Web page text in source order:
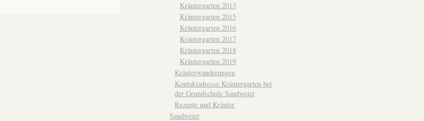
Kräutergarten 2013
Kräutergarten 2015
Kräutergarten 2016
Kräutergarten 2017
Kräutergarten 2018
Kräutergarten 2019
Kräuterwanderungen
Kontaktadresse Kräutergarten bei
der Grundschule Sandweier
Rezepte und Kräuter
Sandweier